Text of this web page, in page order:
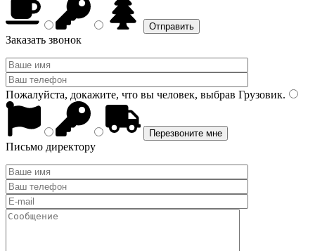
Заказать звонок
Пожалуйста, докажите, что вы человек, выбрав Грузовик.
Письмо директору